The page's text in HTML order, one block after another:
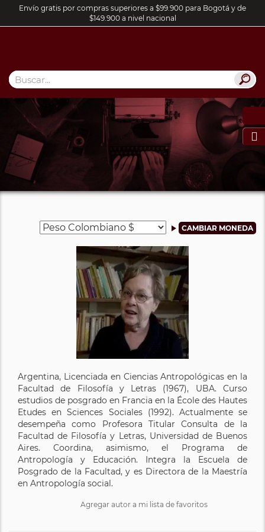
Envío gratis por compras superiores a $99.900 para Bogotá y de
$149.900 a nivel nacional

Argentina, Licenciada en Ciencias Antropológicas en la
Facultad de Filosofía y Letras (1967), UBA. Curso
estudios de posgrado en Francia en la École des Hautes
Etudes en Sciences Sociales (1992). Actualmente se
desempeña como Profesora Titular Consulta de la
Facultad de Filosofía y Letras, Universidad de Buenos
Aires. Coordina, asimismo, el Programa de
Antropología y Educación. Integra la Escuela de
Posgrado de la Facultad, y es Directora de la Maestría
en Antropología social.
Agregar autor a mi lista de favoritos